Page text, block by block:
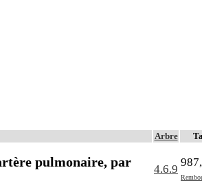
Arbre
pulmonaire, par
4.6.9